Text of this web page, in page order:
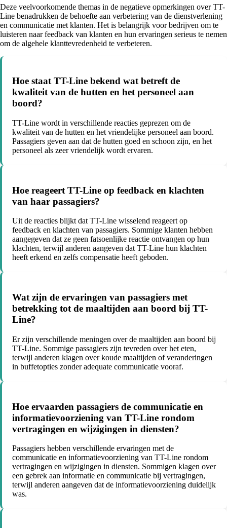
Deze veelvoorkomende themas in de negatieve opmerkingen over TT-
Line benadrukken de behoefte aan verbetering van de dienstverlening
en communicatie met klanten. Het is belangrijk voor bedrijven om te
luisteren naar feedback van klanten en hun ervaringen serieus te nemen
om de algehele klanttevredenheid te verbeteren.
Hoe staat TT-Line bekend wat betreft de
kwaliteit van de hutten en het personeel aan
boord?
TT-Line wordt in verschillende reacties geprezen om de
kwaliteit van de hutten en het vriendelijke personeel aan boord.
Passagiers geven aan dat de hutten goed en schoon zijn, en het
personeel als zeer vriendelijk wordt ervaren.
Hoe reageert TT-Line op feedback en klachten
van haar passagiers?
Uit de reacties blijkt dat TT-Line wisselend reageert op
feedback en klachten van passagiers. Sommige klanten hebben
aangegeven dat ze geen fatsoenlijke reactie ontvangen op hun
klachten, terwijl anderen aangeven dat TT-Line hun klachten
heeft erkend en zelfs compensatie heeft geboden.
Wat zijn de ervaringen van passagiers met
betrekking tot de maaltijden aan boord bij TT-
Line?
Er zijn verschillende meningen over de maaltijden aan boord bij
TT-Line. Sommige passagiers zijn tevreden over het eten,
terwijl anderen klagen over koude maaltijden of veranderingen
in buffetopties zonder adequate communicatie vooraf.
Hoe ervaarden passagiers de communicatie en
informatievoorziening van TT-Line rondom
vertragingen en wijzigingen in diensten?
Passagiers hebben verschillende ervaringen met de
communicatie en informatievoorziening van TT-Line rondom
vertragingen en wijzigingen in diensten. Sommigen klagen over
een gebrek aan informatie en communicatie bij vertragingen,
terwijl anderen aangeven dat de informatievoorziening duidelijk
was.